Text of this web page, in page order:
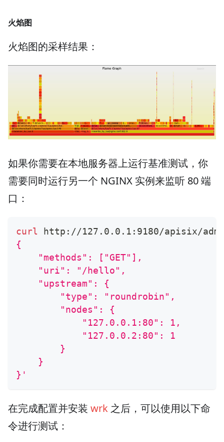
火焰图
火焰图的采样结果：
如果你需要在本地服务器上运行基准测试，你
需要同时运行另一个 NGINX 实例来监听 80 端
口：
curl http://127.0.0.1:9180/apisix/
{
    "methods": ["GET"],
    "uri": "/hello",
    "upstream": {
        "type": "roundrobin",
        "nodes": {
            "127.0.0.1:80": 1,
            "127.0.0.2:80": 1
        }
    }
}'
在完成配置并安装 wrk 之后，可以使用以下命
令进行测试：